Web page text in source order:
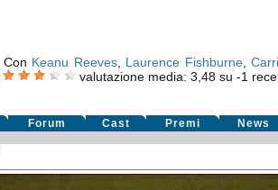
. Con Keanu Reeves, Laurence Fishburne,
valutazione media: 3,48 su -1
Forum Cast Premi News